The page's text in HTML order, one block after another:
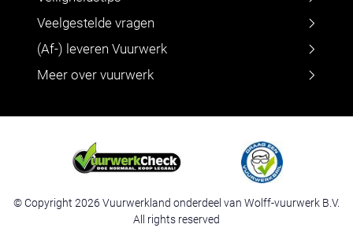
Veelgestelde vragen
(Af-) leveren Vuurwerk
Meer over vuurwerk
© Copyright 2026 Vuurwerkland onderdeel van Wolff-vuurwerk B.V.
All rights reserved